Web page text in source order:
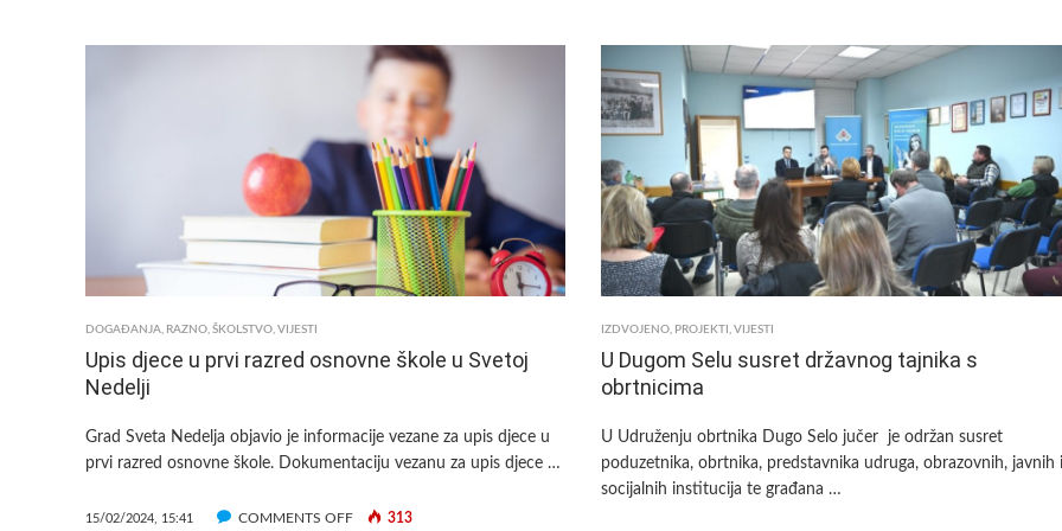
KLJUČNE
BUDUĆNOST
DELNIČKIH
OSNOVNOŠKOLACA
NEDELJA
FINANCIRA
LOGOPEDSKE
VJEŽBE
ZA
DJECU
S
PODRUČJA
SVETE
NEDELJE
DOGAĐANJA, RAZNO, ŠKOLSTVO, VIJESTI
Upis djece u prvi razred osnovne škole u Svetoj
Nedelji
Grad Sveta Nedelja objavio je informacije vezane za upis djece u
prvi razred osnovne škole. Dokumentaciju vezanu za upis djece …
15/02/2024, 15:41 COMMENTS OFFON
313
IZDVOJENO, PROJEKTI,VIJESTI
U Dugom Selu susret državnog tajnika s
obrtnicima
U Udruženju obrtnika Dugo Selo jučer je održan susret
poduzetnika, obrtnika, predstavnika udruga, obrazovnih, javnih
socijalnih institucija te građana …